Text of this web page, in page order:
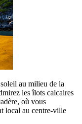
au milieu de la
les îlots calcaires
où vous
local au centre-ville